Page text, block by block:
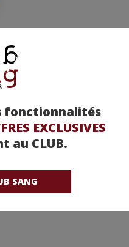
fonctionnalités
EXCLUSIVES
au CLUB.
SANG